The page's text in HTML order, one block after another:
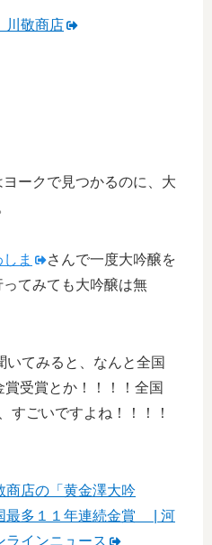
敬商店
ークで見つかるのに、大
ま
さんで一度大吟醸を
てみても大吟醸は無
いてみると、なんと全国
受賞とか！！！！全国
すごいですよね！！！！
商店の「黄金澤大吟
多１１年連続金賞 | 河
ラインニュース